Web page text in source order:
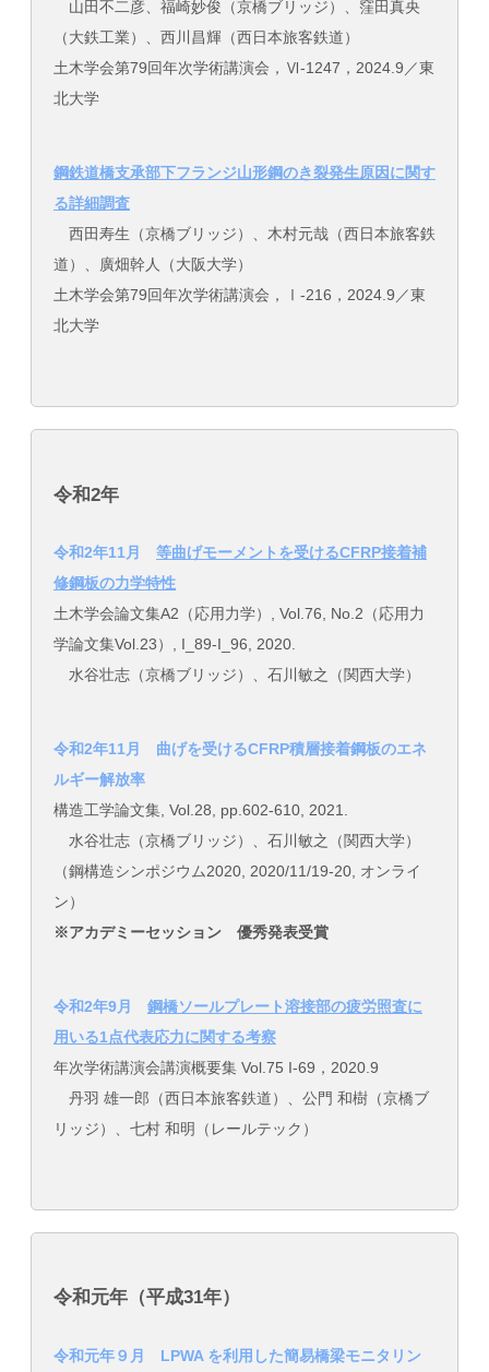
山田不二彦、福崎妙俊（京橋ブリッジ）、窪田真央
（大鉄工業）、西川昌輝（西日本旅客鉄道）
土木学会第79回年次学術講演会，Ⅵ-1247，2024.9／東
北大学
鋼鉄道橋支承部下フランジ山形鋼のき裂発生原因に関す
る詳細調査
西田寿生（京橋ブリッジ）、木村元哉（西日本旅客鉄
道）、廣畑幹人（大阪大学）
土木学会第79回年次学術講演会，Ⅰ-216，2024.9／東
北大学
令和2年
令和2年11月 等曲げモーメントを受けるCFRP接着補
修鋼板の力学特性
土木学会論文集A2（応用力学）, Vol.76, No.2（応用力
学論文集Vol.23）, I_89-I_96, 2020.
水谷壮志（京橋ブリッジ）、石川敏之（関西大学）
令和2年11月 曲げを受けるCFRP積層接着鋼板のエネ
ルギー解放率
構造工学論文集, Vol.28, pp.602-610, 2021.
水谷壮志（京橋ブリッジ）、石川敏之（関西大学）
（鋼構造シンポジウム2020, 2020/11/19-20, オンライ
ン）
※アカデミーセッション 優秀発表受賞
令和2年9月 鋼橋ソールプレート溶接部の疲労照査に
用いる1点代表応力に関する考察
年次学術講演会講演概要集 Vol.75 I-69，2020.9
丹羽 雄一郎（西日本旅客鉄道）、公門 和樹（京橋ブ
リッジ）、七村 和明（レールテック）
令和元年（平成31年）
令和元年９月 LPWA を利用した簡易橋梁モニタリン